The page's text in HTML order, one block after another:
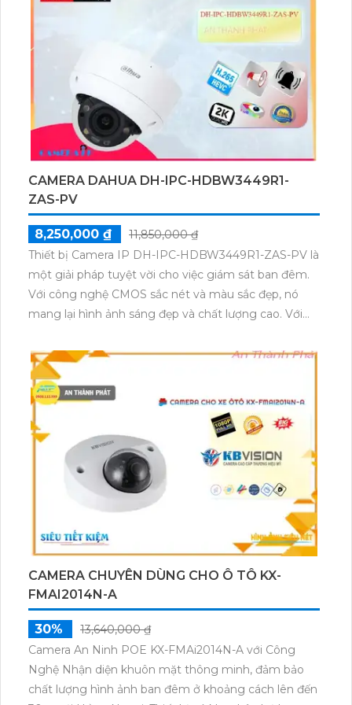
CAMERA DAHUA DH-IPC-HDBW3449R1-
ZAS-PV
8,250,000 ₫
11,850,000 ₫
Thiết bị Camera IP DH-IPC-HDBW3449R1-ZAS-PV là
một giải pháp tuyệt vời cho việc giám sát ban đêm.
Với công nghệ CMOS sắc nét và màu sắc đẹp, nó
mang lại hình ảnh sáng đẹp và chất lượng cao. Với
mang lại hiệu quả cao cho việc giám sát công trình
ban đêm. Thiết bị cũng được tích hợp công nghệ
chính hãng IP cho xử lý hình ảnh sáng đẹp đến 4.0
MP và tiết kiệm băng thông với
H.265+/H.265/H.264+/H.264. Ngoài ra, nó còn có công
nghệ nhìn đêm chất lượng với màu sắc ban đêm,
giúp bạn có được hình ảnh rõ ràng và chi tiết vào ban
CAMERA CHUYÊN DÙNG CHO Ô TÔ KX-
FMAI2014N-A
30%
13,640,000 ₫
Camera An Ninh POE KX-FMAi2014N-A với Công
Nghệ Nhận diện khuôn mặt thông minh, đảm bảo
chất lượng hình ảnh ban đêm ở khoảng cách lên đến